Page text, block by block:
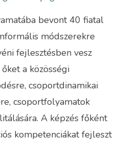
bevont 40 fiatal
módszerekre
fejlesztésben vesz
a közösségi
csoportdinamikai
csoportfolyamatok
A képzés főként
kompetenciákat fejleszt